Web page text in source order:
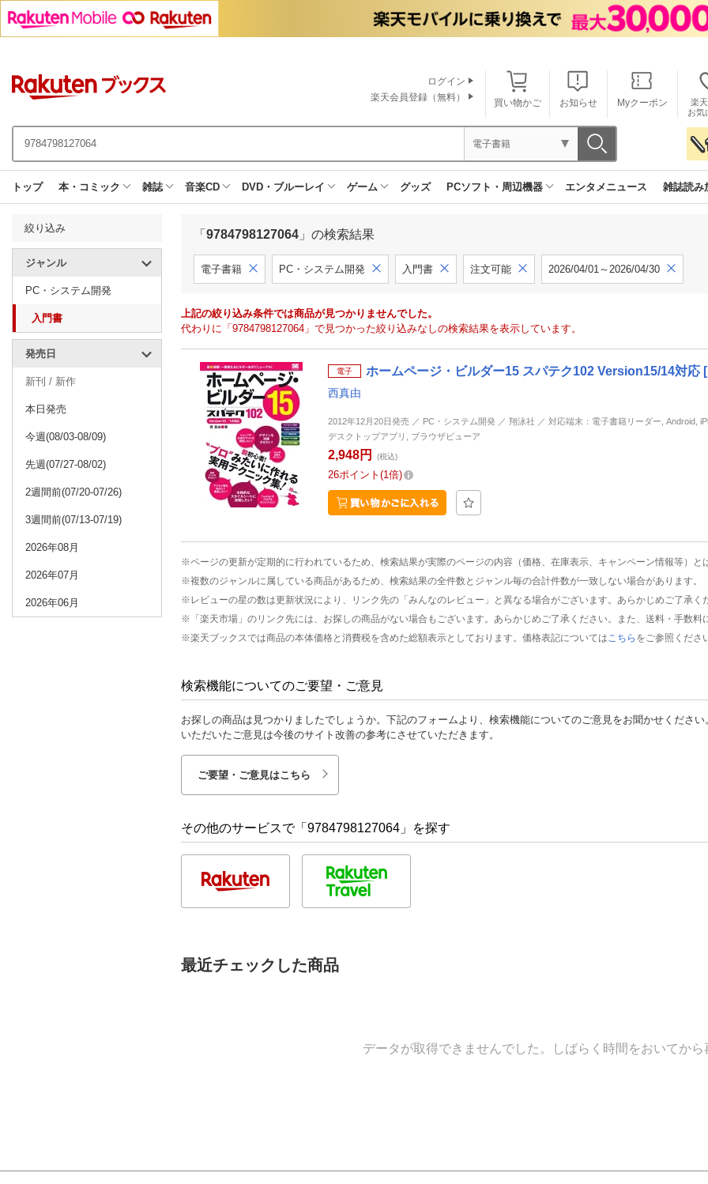
買い物かご お知らせ Myクーポン
楽
お気
ログイン
楽天会員登録（無料）
電子書籍
トップ 本・コミック 雑誌 音楽CD DVD・ブルーレイ ゲーム グッズ PCソフト・周辺機器 エンタメニュース 雑誌読み
絞り込み
ジャンル
PC・システム開発
入門書
発売日
新刊 / 新作
本日発売
今週(08/03-08/09)
先週(07/27-08/02)
2週間前(07/20-07/26)
3週間前(07/13-07/19)
2026年08月
2026年07月
2026年06月
「 9784798127064 」の検索結果
電子書籍 PC・システム開発 入門書 注文可能 2026/04/01～2026/04/30
上記の絞り込み条件では商品が見つかりませんでした。
代わりに「9784798127064」で見つかった絞り込みなしの検索結果を表示しています。
電子 ホームページ・ビルダー15 スパテク102 Version15/14対応
西真由
2012年12月20日発売 ／ PC・システム開発 ／ 翔泳社 ／ 対応端末：電子書籍リーダー, Android,
デスクトップアプリ, ブラウザビューア
2,948円 (税込)
26ポイント 1倍
※ページの更新が定期的に行われているため、検索結果が実際のページの内容（価格、在庫表示、キャンペーン情報等）と
※複数のジャンルに属している商品があるため、検索結果の全件数とジャンル毎の合計件数が一致しない場合があります。
※レビューの星の数は更新状況により、リンク先の「みんなのレビュー」と異なる場合がございます。あらかじめご了承く
※「楽天市場」のリンク先には、お探しの商品がない場合もございます。あらかじめご了承ください。また、送料・手数料
※楽天ブックスでは商品の本体価格と消費税を含めた総額表示としております。価格表記については こちら をご参照くださ
検索機能についてのご要望・ご意見
お探しの商品は見つかりましたでしょうか。下記のフォームより、検索機能についてのご意見をお聞かせください
いただいたご意見は今後のサイト改善の参考にさせていただきます。
ご要望・ご意見はこちら
その他のサービスで「9784798127064」を探す
最近チェックした商品
データが取得できませんでした。しばらく時間をおいてから